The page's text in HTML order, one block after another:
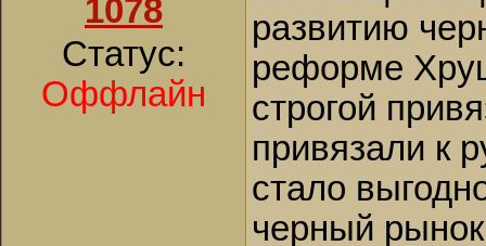
1078
Статус:
Оффлайн
развитию
реформе
строгой
привязали к
стало
черный